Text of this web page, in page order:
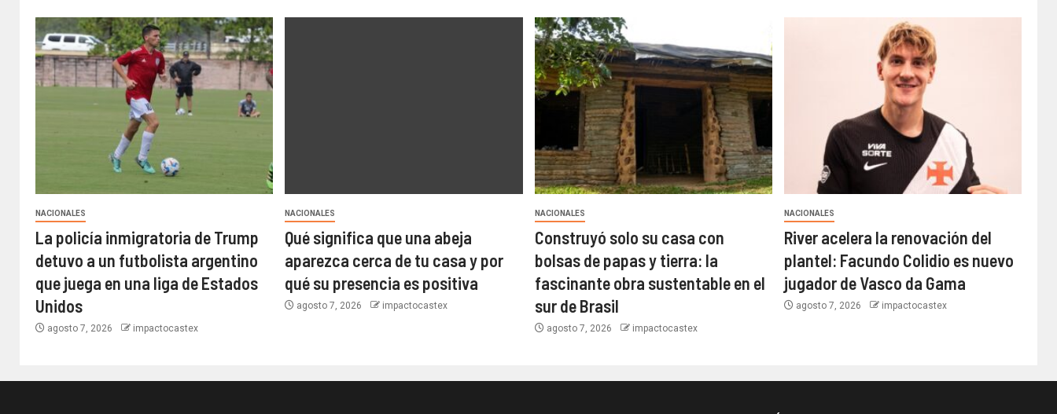
NACIONALES
La policía inmigratoria de Trump
detuvo a un futbolista argentino
que juega en una liga de Estados
Unidos
agosto 7, 2026 impactocastex
NACIONALES
Qué significa que una abeja
aparezca cerca de tu casa y por
qué su presencia es positiva
agosto 7, 2026 impactocastex
NACIONALES
Construyó solo su casa con
bolsas de papas y tierra: la
fascinante obra sustentable en el
sur de Brasil
agosto 7, 2026 impactocastex
NACIONALES
River acelera la renovación del
plantel: Facundo Colidio es nuevo
jugador de Vasco da Gama
agosto 7, 2026 impactocastex